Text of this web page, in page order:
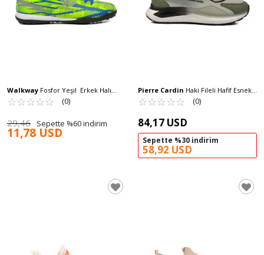
Walkway Fosfor Yeşil Erkek Halı
Saha Ayakkabısı Power HS M
☆☆☆☆☆
★★★★★ (0)
29,46 Sepette %60 indirim
11,78 USD
Pierre Cardin
Erkek Spor Ayakkabı PCI-11350 M
☆☆☆☆☆
★★★★★ (0)
84,17 USD
Sepette %30 indirim
58,92 USD